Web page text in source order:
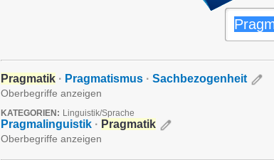
Pragmatik · Pragmatismus · Sachbezogenheit
Oberbegriffe anzeigen
KATEGORIEN: Linguistik/Sprache
Pragmalinguistik · Pragmatik
Oberbegriffe anzeigen